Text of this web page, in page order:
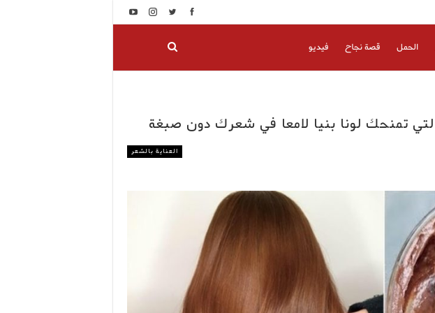
الحمل قصة نجاح فيديو
تمنحك لونا بنيا لامعا في شعرك دون صبغة
العناية بالشعر